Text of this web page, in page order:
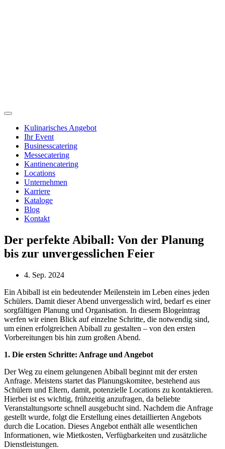
Kulinarisches Angebot
Ihr Event
Businesscatering
Messecatering
Kantinencatering
Locations
Unternehmen
Karriere
Kataloge
Blog
Kontakt
Der perfekte Abiball: Von der Planung
bis zur unvergesslichen Feier
4. Sep. 2024
Ein Abiball ist ein bedeutender Meilenstein im Leben eines jeden
Schülers. Damit dieser Abend unvergesslich wird, bedarf es einer
sorgfältigen Planung und Organisation. In diesem Blogeintrag
werfen wir einen Blick auf einzelne Schritte, die notwendig sind,
um einen erfolgreichen Abiball zu gestalten – von den ersten
Vorbereitungen bis hin zum großen Abend.
1. Die ersten Schritte: Anfrage und Angebot
Der Weg zu einem gelungenen Abiball beginnt mit der ersten
Anfrage. Meistens startet das Planungskomitee, bestehend aus
Schülern und Eltern, damit, potenzielle Locations zu kontaktieren.
Hierbei ist es wichtig, frühzeitig anzufragen, da beliebte
Veranstaltungsorte schnell ausgebucht sind. Nachdem die Anfrage
gestellt wurde, folgt die Erstellung eines detaillierten Angebots
durch die Location. Dieses Angebot enthält alle wesentlichen
Informationen, wie Mietkosten, Verfügbarkeiten und zusätzliche
Dienstleistungen.